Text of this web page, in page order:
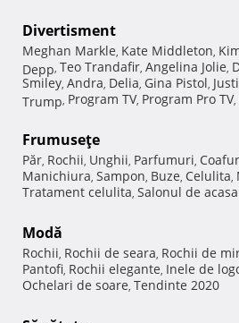
Divertisment
Meghan Markle, Kate Middleton,
Depp, Teo Trandafir, Angelina Jolie,
Smiley, Andra, Delia, Gina Pistol,
Trump, Program TV, Program Pro TV,
Frumuseţe
Păr, Rochii, Unghii, Parfumuri,
Manichiura, Sampon, Buze, Celulita,
Tratament celulita, Salonul de acasa
Modă
Rochii, Rochii de seara, Rochii de
Pantofi, Rochii elegante, Inele de
Ochelari de soare, Tendinte 2020